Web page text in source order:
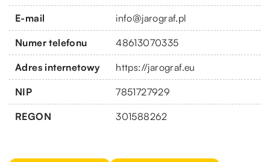
E-mail info@jarograf.pl
Numer telefonu 48613070335
Adres internetowy https://jarograf.eu
NIP 7851727929
REGON 301588262